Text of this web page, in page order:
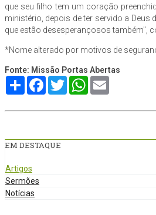
que seu filho tem um coração
ministério, depois de ter servido a
que estão desesperançosos também",
*Nome alterado por motivos de
Fonte: Missão Portas Abertas
Compartilhe
Facebook
TwitterWhatsApp
EM DESTAQUE
Artigos
Sermões
Notícias